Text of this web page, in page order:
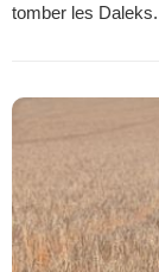
tomber les Daleks.